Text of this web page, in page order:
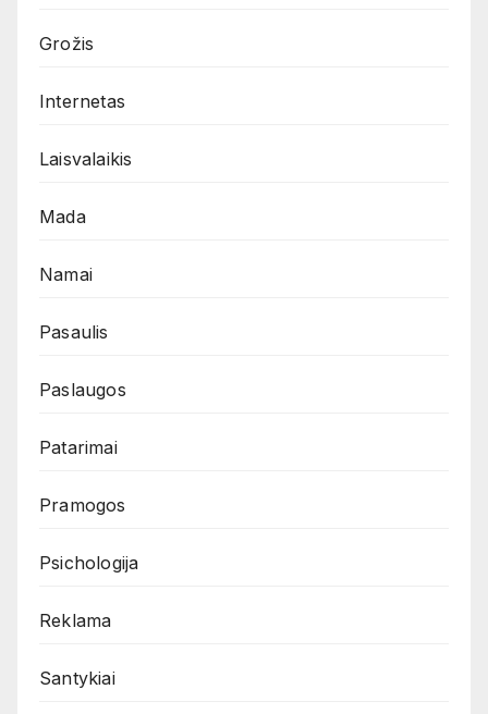
Grožis
Internetas
Laisvalaikis
Mada
Namai
Pasaulis
Paslaugos
Patarimai
Pramogos
Psichologija
Reklama
Santykiai